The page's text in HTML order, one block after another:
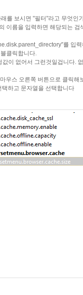
를 보시면 "필터"라고 무엇인
이름을 입력하면 해당되는 검
를 입
클릭합니다.
이 없어서 그런것일겁니다.
오른쪽 버튼으로 클릭해보
고 문자열을 선택합니다